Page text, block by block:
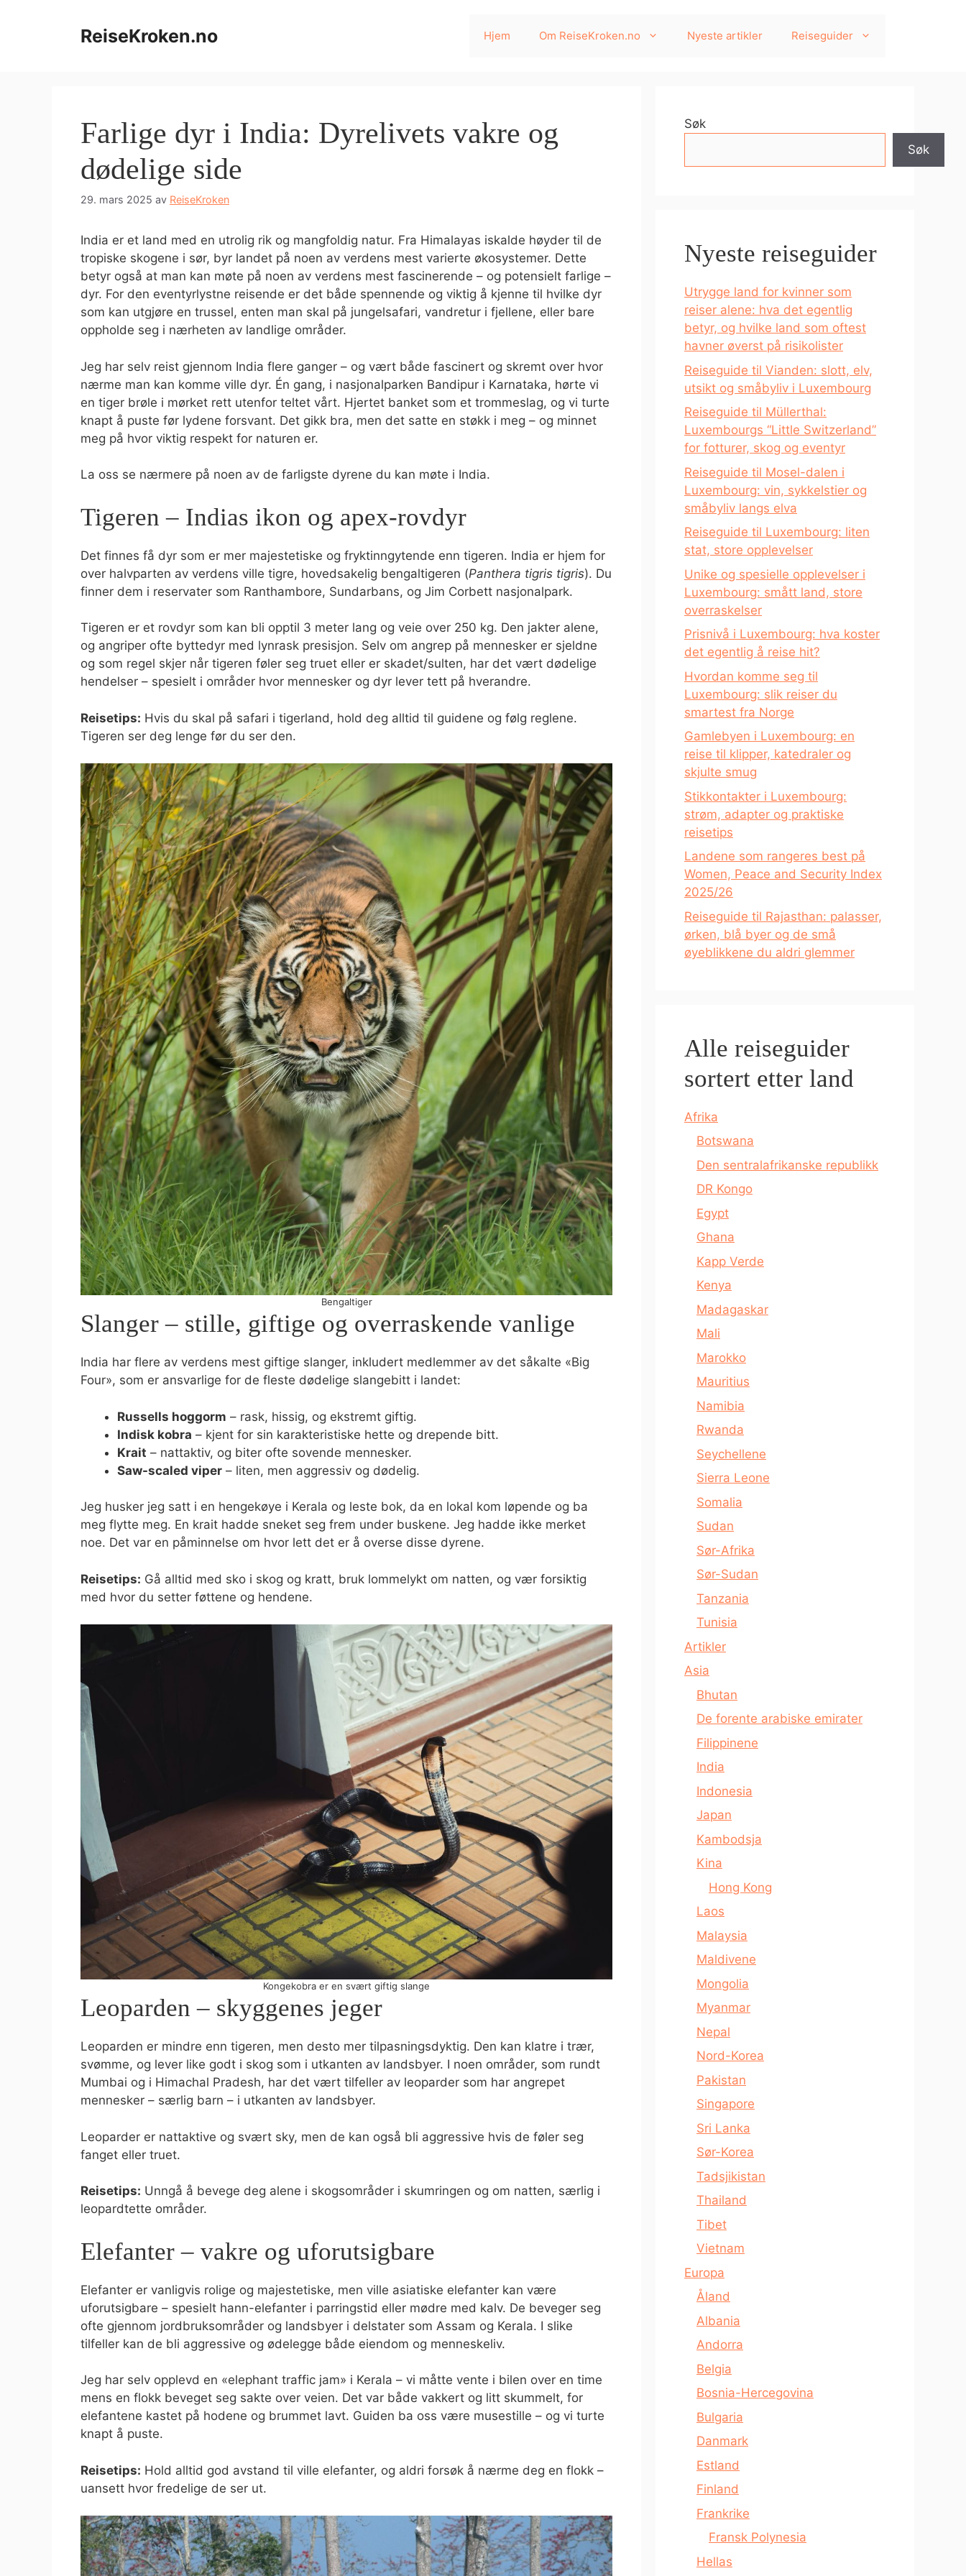
ReiseKroken.no Hjem Om ReiseKroken.no Nyeste artikler Reiseguider
Farlige dyr i India: Dyrelivets vakre og
dødelige side
29. mars 2025 av ReiseKroken
India er et land med en utrolig rik og mangfoldig natur. Fra Himalayas iskalde høyder til de
tropiske skogene i sør, byr landet på noen av verdens mest varierte økosystemer. Dette
betyr også at man kan møte på noen av verdens mest fascinerende – og potensielt farlige –
dyr. For den eventyrlystne reisende er det både spennende og viktig å kjenne til hvilke dyr
som kan utgjøre en trussel, enten man skal på jungelsafari, vandretur i fjellene, eller bare
oppholde seg i nærheten av landlige områder.
Jeg har selv reist gjennom India flere ganger – og vært både fascinert og skremt over hvor
nærme man kan komme ville dyr. Én gang, i nasjonalparken Bandipur i Karnataka, hørte vi
en tiger brøle i mørket rett utenfor teltet vårt. Hjertet banket som et trommeslag, og vi turte
knapt å puste før lydene forsvant. Det gikk bra, men det satte en støkk i meg – og minnet
meg på hvor viktig respekt for naturen er.
La oss se nærmere på noen av de farligste dyrene du kan møte i India.
Tigeren – Indias ikon og apex-rovdyr
Det finnes få dyr som er mer majestetiske og fryktinngytende enn tigeren. India er hjem for
over halvparten av verdens ville tigre, hovedsakelig bengaltigeren (Panthera tigris tigris). Du
finner dem i reservater som Ranthambore, Sundarbans, og Jim Corbett nasjonalpark.
Tigeren er et rovdyr som kan bli opptil 3 meter lang og veie over 250 kg. Den jakter alene,
og angriper ofte byttedyr med lynrask presisjon. Selv om angrep på mennesker er sjeldne
og som regel skjer når tigeren føler seg truet eller er skadet/sulten, har det vært dødelige
hendelser – spesielt i områder hvor mennesker og dyr lever tett på hverandre.
Reisetips: Hvis du skal på safari i tigerland, hold deg alltid til guidene og følg reglene.
Tigeren ser deg lenge før du ser den.
Bengaltiger
Slanger – stille, giftige og overraskende vanlige
India har flere av verdens mest giftige slanger, inkludert medlemmer av det såkalte «Big
Four», som er ansvarlige for de fleste dødelige slangebitt i landet:
Russells hoggorm – rask, hissig, og ekstremt giftig.
Indisk kobra – kjent for sin karakteristiske hette og drepende bitt.
Krait – nattaktiv, og biter ofte sovende mennesker.
Saw-scaled viper – liten, men aggressiv og dødelig.
Jeg husker jeg satt i en hengekøye i Kerala og leste bok, da en lokal kom løpende og ba
meg flytte meg. En krait hadde sneket seg frem under buskene. Jeg hadde ikke merket
noe. Det var en påminnelse om hvor lett det er å overse disse dyrene.
Reisetips: Gå alltid med sko i skog og kratt, bruk lommelykt om natten, og vær forsiktig
med hvor du setter føttene og hendene.
Kongekobra er en svært giftig slange
Leoparden – skyggenes jeger
Leoparden er mindre enn tigeren, men desto mer tilpasningsdyktig. Den kan klatre i trær,
svømme, og lever like godt i skog som i utkanten av landsbyer. I noen områder, som rundt
Mumbai og i Himachal Pradesh, har det vært tilfeller av leoparder som har angrepet
mennesker – særlig barn – i utkanten av landsbyer.
Leoparder er nattaktive og svært sky, men de kan også bli aggressive hvis de føler seg
fanget eller truet.
Reisetips: Unngå å bevege deg alene i skogsområder i skumringen og om natten, særlig i
leopardtette områder.
Elefanter – vakre og uforutsigbare
Elefanter er vanligvis rolige og majestetiske, men ville asiatiske elefanter kan være
uforutsigbare – spesielt hann-elefanter i parringstid eller mødre med kalv. De beveger seg
ofte gjennom jordbruksområder og landsbyer i delstater som Assam og Kerala. I slike
tilfeller kan de bli aggressive og ødelegge både eiendom og menneskeliv.
Jeg har selv opplevd en «elephant traffic jam» i Kerala – vi måtte vente i bilen over en time
mens en flokk beveget seg sakte over veien. Det var både vakkert og litt skummelt, for
elefantene kastet på hodene og brummet lavt. Guiden ba oss være musestille – og vi turte
knapt å puste.
Reisetips: Hold alltid god avstand til ville elefanter, og aldri forsøk å nærme deg en flokk –
uansett hvor fredelige de ser ut.
Søk
Søk
Nyeste reiseguider
Utrygge land for kvinner som
reiser alene: hva det egentlig
betyr, og hvilke land som oftest
havner øverst på risikolister
Reiseguide til Vianden: slott, elv,
utsikt og småbyliv i Luxembourg
Reiseguide til Müllerthal:
Luxembourgs “Little Switzerland”
for fotturer, skog og eventyr
Reiseguide til Mosel-dalen i
Luxembourg: vin, sykkelstier og
småbyliv langs elva
Reiseguide til Luxembourg: liten
stat, store opplevelser
Unike og spesielle opplevelser i
Luxembourg: smått land, store
overraskelser
Prisnivå i Luxembourg: hva koster
det egentlig å reise hit?
Hvordan komme seg til
Luxembourg: slik reiser du
smartest fra Norge
Gamlebyen i Luxembourg: en
reise til klipper, katedraler og
skjulte smug
Stikkontakter i Luxembourg:
strøm, adapter og praktiske
reisetips
Landene som rangeres best på
Women, Peace and Security Index
2025/26
Reiseguide til Rajasthan: palasser,
ørken, blå byer og de små
øyeblikkene du aldri glemmer
Alle reiseguider
sortert etter land
Afrika
Botswana
Den sentralafrikanske republikk
DR Kongo
Egypt
Ghana
Kapp Verde
Kenya
Madagaskar
Mali
Marokko
Mauritius
Namibia
Rwanda
Seychellene
Sierra Leone
Somalia
Sudan
Sør-Afrika
Sør-Sudan
Tanzania
Tunisia
Artikler
Asia
Bhutan
De forente arabiske emirater
Filippinene
India
Indonesia
Japan
Kambodsja
Kina
Hong Kong
Laos
Malaysia
Maldivene
Mongolia
Myanmar
Nepal
Nord-Korea
Pakistan
Singapore
Sri Lanka
Sør-Korea
Tadsjikistan
Thailand
Tibet
Vietnam
Europa
Åland
Albania
Andorra
Belgia
Bosnia-Hercegovina
Bulgaria
Danmark
Estland
Finland
Frankrike
Fransk Polynesia
Hellas